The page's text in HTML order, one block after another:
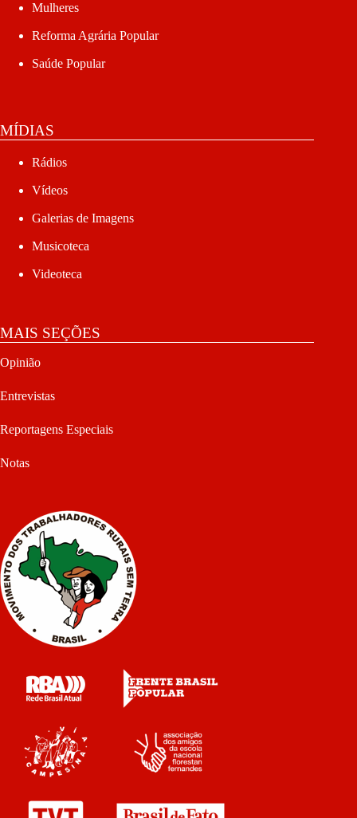
Mulheres
Reforma Agrária Popular
Saúde Popular
MÍDIAS
Rádios
Vídeos
Galerias de Imagens
Musicoteca
Videoteca
MAIS SEÇÕES
Opinião
Entrevistas
Reportagens Especiais
Notas